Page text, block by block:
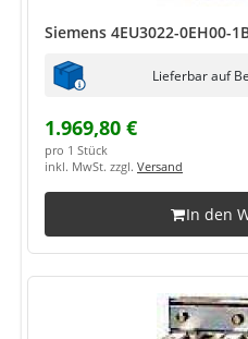
Siemens 4EU3022-0EH00-
Lieferbar auf
1.969,80 €
pro 1 Stück
inkl. MwSt. zzgl. Versand
In den